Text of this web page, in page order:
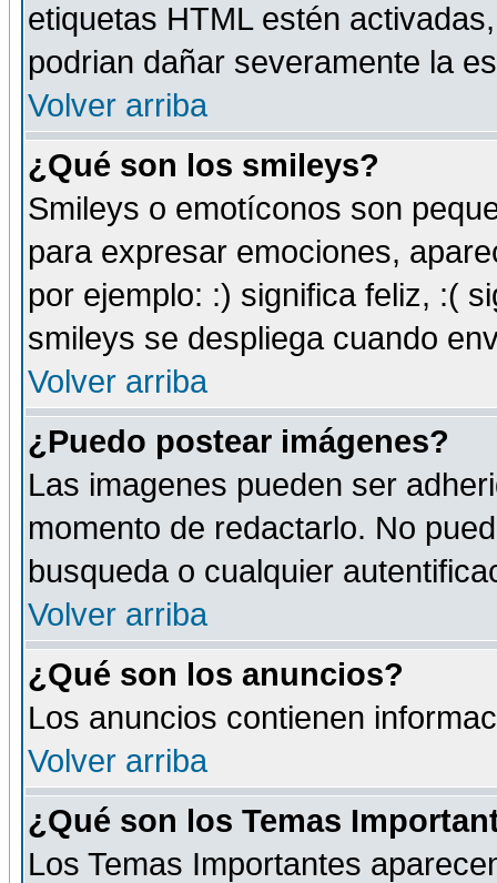
etiquetas HTML estén
podrian dañar severamente la
Volver arriba
¿Qué son los smileys?
Smileys o emotíconos son
para expresar emociones,
por ejemplo: :) significa feliz, :(
smileys se despliega cuando
Volver arriba
¿Puedo postear imágenes?
Las imagenes pueden ser
momento de redactarlo. No
busqueda o cualquier
Volver arriba
¿Qué son los anuncios?
Los anuncios contienen
Volver arriba
¿Qué son los Temas
Los Temas Importantes